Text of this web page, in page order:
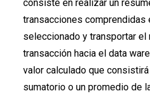
consiste en realizar un
transacciones
seleccionado y transportar el
transacción hacia el data
valor calculado que
sumatorio o un promedio de